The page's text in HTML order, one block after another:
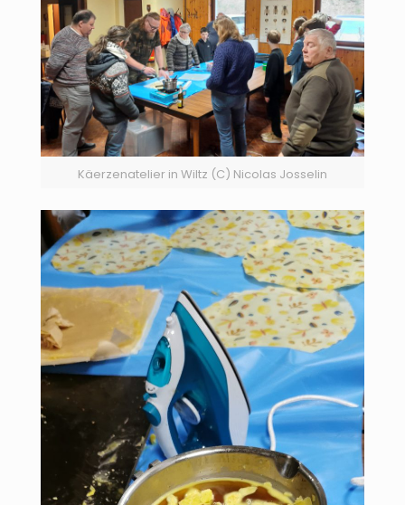
Käerzenatelier in Wiltz (C) Nicolas Josselin